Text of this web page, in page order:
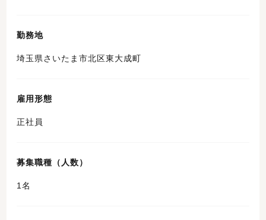
勤務地
埼玉県さいたま市北区東大成町
雇用形態
正社員
募集職種（人数）
1名